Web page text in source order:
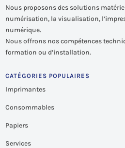
Nous proposons des solutions
numérisation, la visualisation,
numérique.
Nous offrons nos compétences
formation ou d’installation.
CATÉGORIES POPULAIRES
Imprimantes
Consommables
Papiers
Services